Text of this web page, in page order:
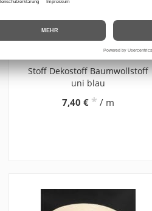
Stoff Dekostoff Baumwollstoff
uni blau
7,40 € * / m